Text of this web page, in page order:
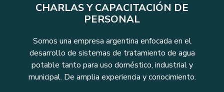
CHARLAS Y CAPACITACIÓN DE
PERSONAL
Somos una empresa argentina enfocada en el
desarrollo de sistemas de tratamiento de agua
potable tanto para uso doméstico, industrial y
municipal. De amplia experiencia y conocimiento.